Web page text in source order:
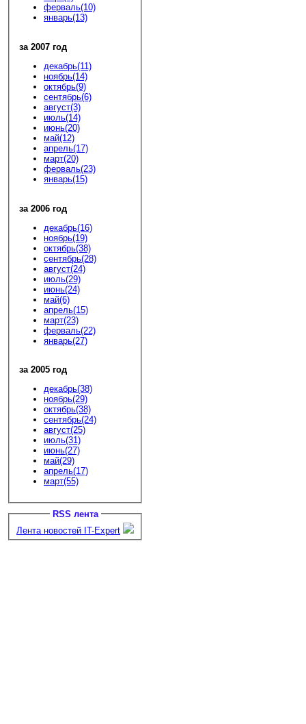
ферваль(10)
январь(13)
за 2007 год
декабрь(11)
ноябрь(14)
октябрь(9)
сентябрь(6)
август(3)
июль(14)
июнь(20)
май(12)
апрель(17)
март(20)
ферваль(23)
январь(15)
за 2006 год
декабрь(16)
ноябрь(19)
октябрь(38)
сентябрь(28)
август(24)
июль(29)
июнь(24)
май(6)
апрель(15)
март(23)
ферваль(22)
январь(27)
за 2005 год
декабрь(38)
ноябрь(29)
октябрь(38)
сентябрь(24)
август(25)
июль(31)
июнь(27)
май(29)
апрель(17)
март(55)
RSS лента
Лента новостей IT-Expert